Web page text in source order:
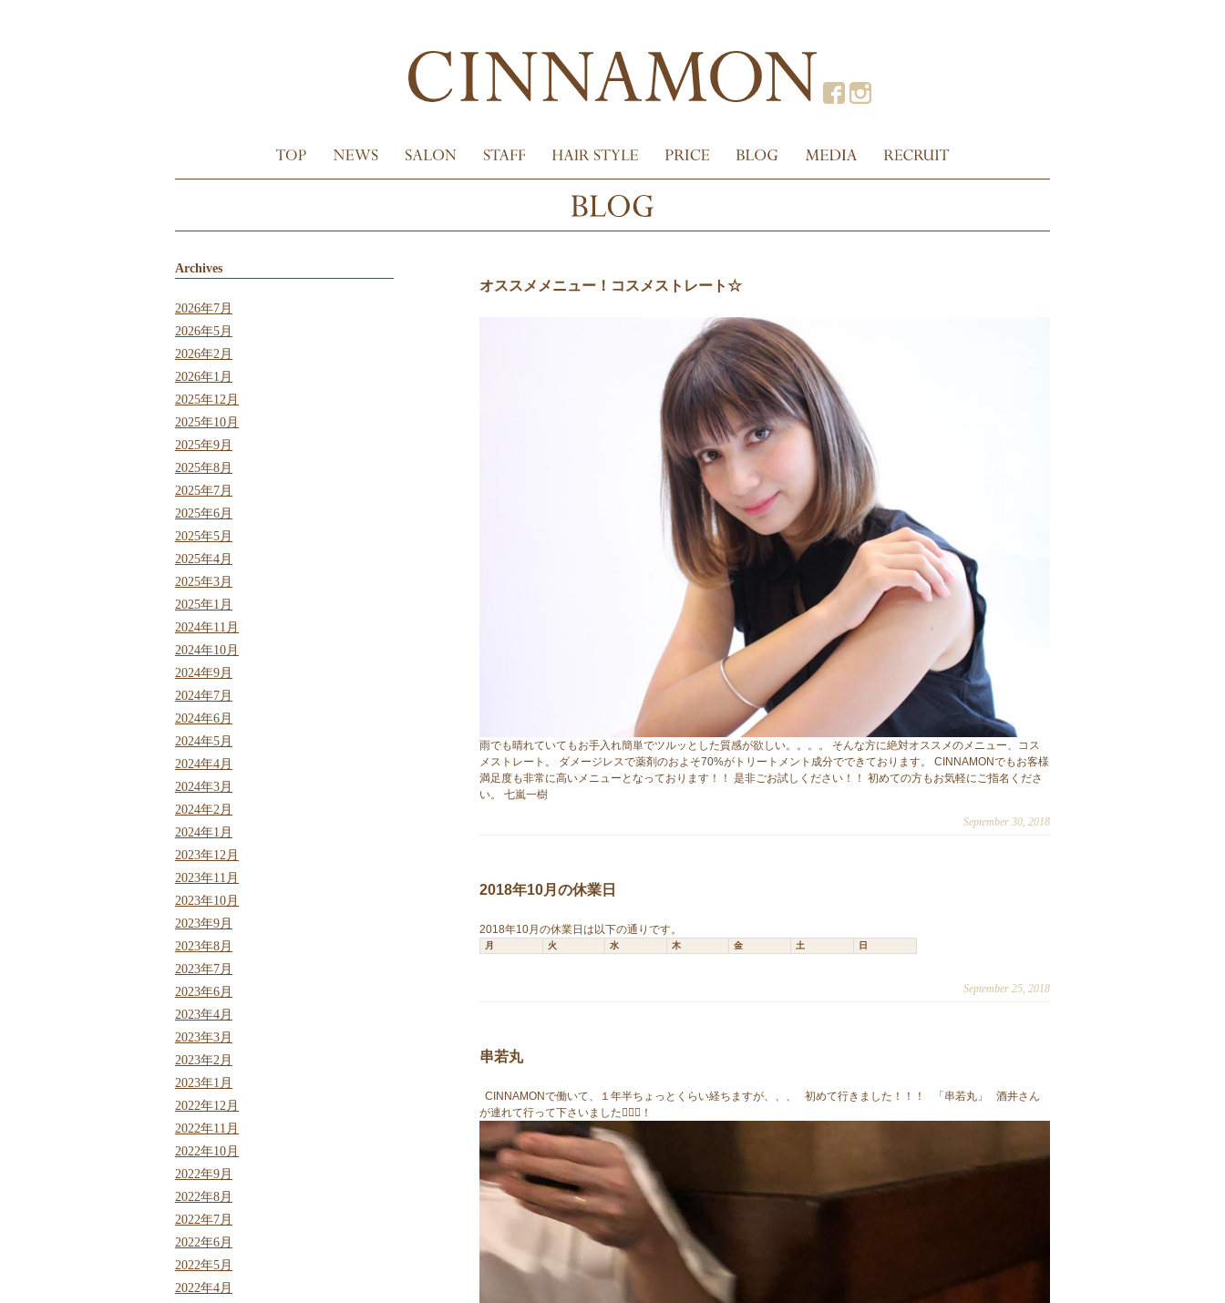
オススメメニュー！コスメストレート☆
雨でも晴れていてもお手入れ簡単でツルッとした質感が欲しい。。。。 そんな方に絶対オススメのメニュー、コス
メストレート。 ダメージレスで薬剤のおよそ70%がトリートメント成分でできております。 CINNAMONでもお客様
満足度も非常に高いメニューとなっております！！ 是非ごお試しください！！ 初めての方もお気軽にご指名くださ
い。 七嵐一樹
September 30, 2018
2018年10月の休業日
2018年10月の休業日は以下の通りです。
月 火 水 木 金 土 日
September 25, 2018
串若丸
CINNAMONで働いて、１年半ちょっとくらい経ちますが、、、 初めて行きました！！！ 「串若丸」 酒井さん
が連れて行って下さいました🙇🏼‍♀️！
Archives
2026年7月
2026年5月
2026年2月
2026年1月
2025年12月
2025年10月
2025年9月
2025年8月
2025年7月
2025年6月
2025年5月
2025年4月
2025年3月
2025年1月
2024年11月
2024年10月
2024年9月
2024年7月
2024年6月
2024年5月
2024年4月
2024年3月
2024年2月
2024年1月
2023年12月
2023年11月
2023年10月
2023年9月
2023年8月
2023年7月
2023年6月
2023年4月
2023年3月
2023年2月
2023年1月
2022年12月
2022年11月
2022年10月
2022年9月
2022年8月
2022年7月
2022年6月
2022年5月
2022年4月